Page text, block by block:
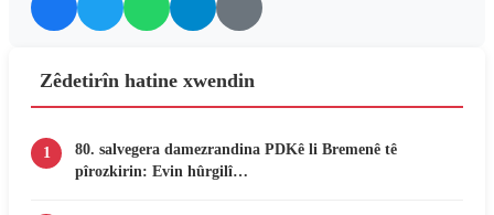
Zêdetirîn hatine xwendin
1
80. salvegera damezrandina PDKê li Bremenê tê
pîrozkirin: Evin hûrgilî…